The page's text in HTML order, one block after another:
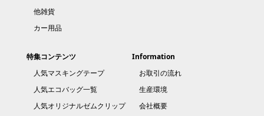
他雑貨
カー用品
特集コンテンツ
人気マスキングテープ
人気エコバッグ一覧
人気オリジナルゼムクリップ
Information
お取引の流れ
生産環境
会社概要